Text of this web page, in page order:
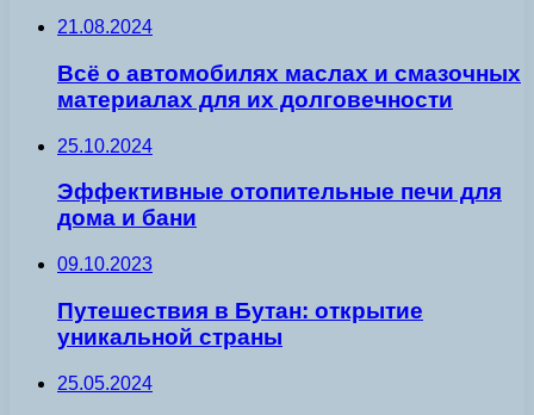
21.08.2024
Всё о автомобилях маслах и смазочных
материалах для их долговечности
25.10.2024
Эффективные отопительные печи для
дома и бани
09.10.2023
Путешествия в Бутан: открытие
уникальной страны
25.05.2024